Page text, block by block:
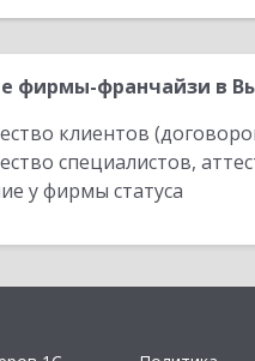
фирмы-франчайзи в
клиентов
специалистов,
у фирмы статуса